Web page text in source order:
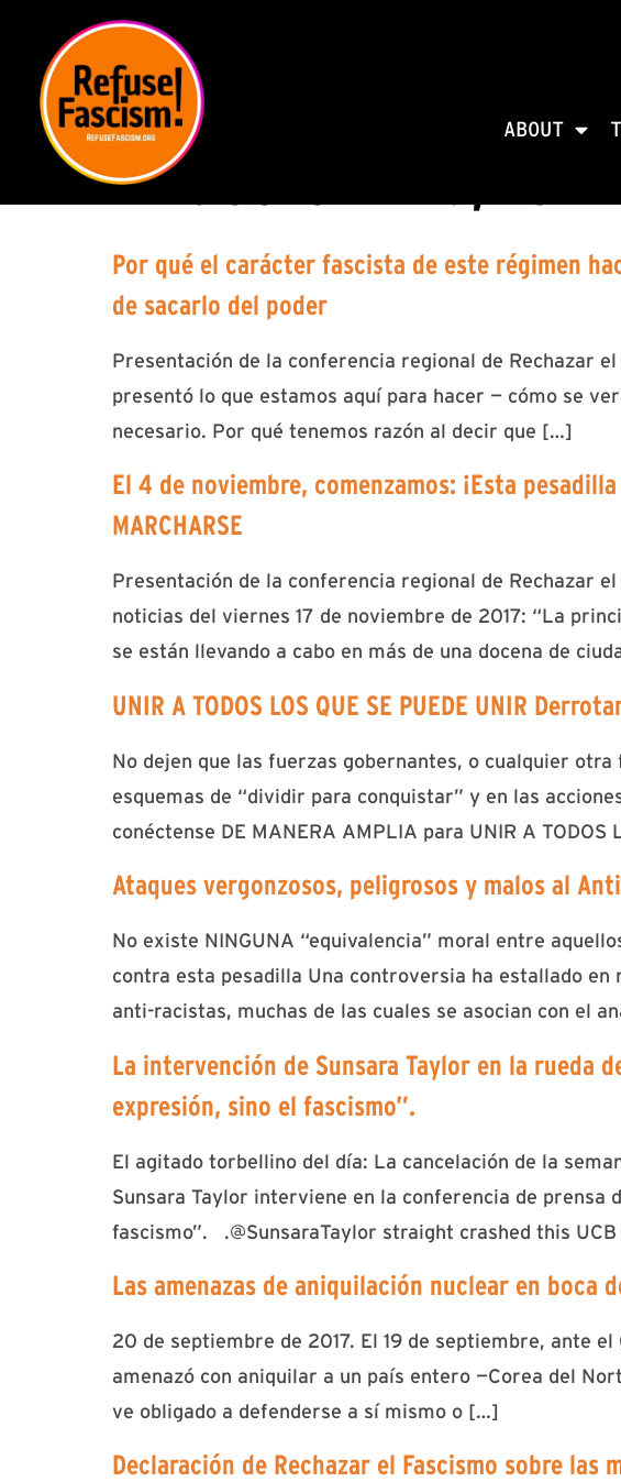
ABOUT
DAY:
Por qué el carácter fascista de este régimen
de sacarlo del poder
Presentación de la conferencia regional de Rechazar
presentó lo que estamos aquí para hacer — cómo se
necesario. Por qué tenemos razón al decir que […]
El 4 de noviembre, comenzamos: ¡Esta
MARCHARSE
Presentación de la conferencia regional de Rechazar
noticias del viernes 17 de noviembre de 2017: “La
se están llevando a cabo en más de una docena de
UNIR A TODOS LOS QUE SE PUEDE UNIR
No dejen que las fuerzas gobernantes, o cualquier
esquemas de “dividir para conquistar” y en las
conéctense DE MANERA AMPLIA para UNIR A TODOS
Ataques vergonzosos, peligrosos y malos al
No existe NINGUNA “equivalencia” moral entre
contra esta pesadilla Una controversia ha estallado
anti-racistas, muchas de las cuales se asocian con el
La intervención de Sunsara Taylor en la rueda
expresión, sino el fascismo”.
El agitado torbellino del día: La cancelación de la
Sunsara Taylor interviene en la conferencia de prensa
fascismo”. .@SunsaraTaylor straight crashed this
Las amenazas de aniquilación nuclear en
20 de septiembre de 2017. El 19 de septiembre, ante
amenazó con aniquilar a un país entero —Corea del
ve obligado a defenderse a sí mismo o […]
Declaración de Rechazar el Fascismo sobre